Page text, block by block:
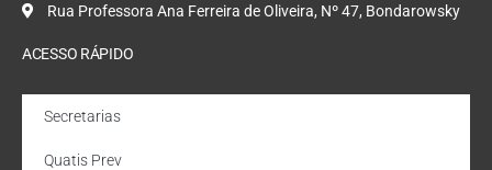
Rua Professora Ana Ferreira de Oliveira, Nº 47, Bondarowsky
ACESSO RÁPIDO
Secretarias
Quatis Prev